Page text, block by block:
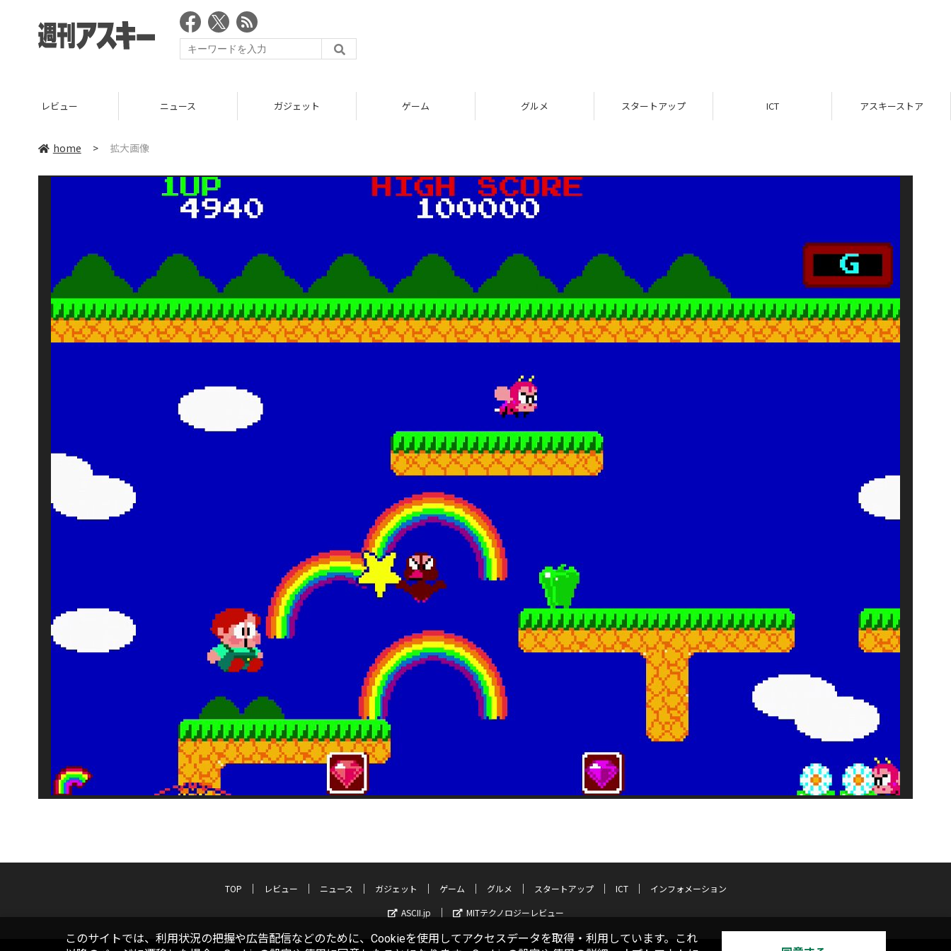
レビュー ニュース ガジェット ゲーム グルメ スタートアップ ICT アスキーストア
home > 拡大画像
TOP レビュー ニュース ガジェット ゲーム グルメ スタートアップ ICT
インフォメーション
ASCII.jp
MITテクノロジーレビュー
このサイトでは、利用状況の把握や広告配信などのために、Cookieを使用してアクセスデータを取得・利用しています。これ